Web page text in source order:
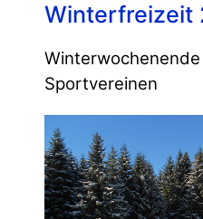
Winterfreizeit
Sportvereinen